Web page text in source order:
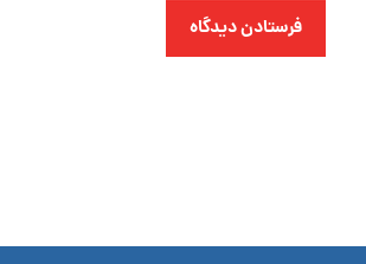
فرستادن دیدگاه